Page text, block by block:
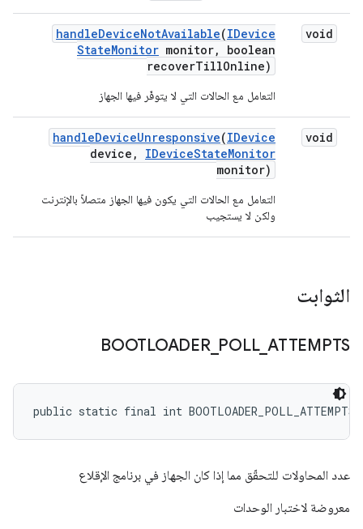
void
handleDeviceNotAvailable(IDevice
StateMonitor monitor,
boolean
recoverTillOnline)
التعامل مع الحالات التي لا يتوفّر فيها الجهاز
void
handleDeviceUnresponsive(IDevice
device , IDeviceStateMonitor
monitor)
التعامل مع الحالات التي يكون فيها الجهاز متصلاً بالإنترنت
ولكن لا يستجيب
الثوابت
BOOTLOADER_ POLL_ ATTEMPTS
public static final int BOOTLOADER_POLL_ATTEMPTS
عدد المحاولات للتحقّق مما إذا كان الجهاز في برنامج الإقلاع
معروضة لاختبار الوحدات